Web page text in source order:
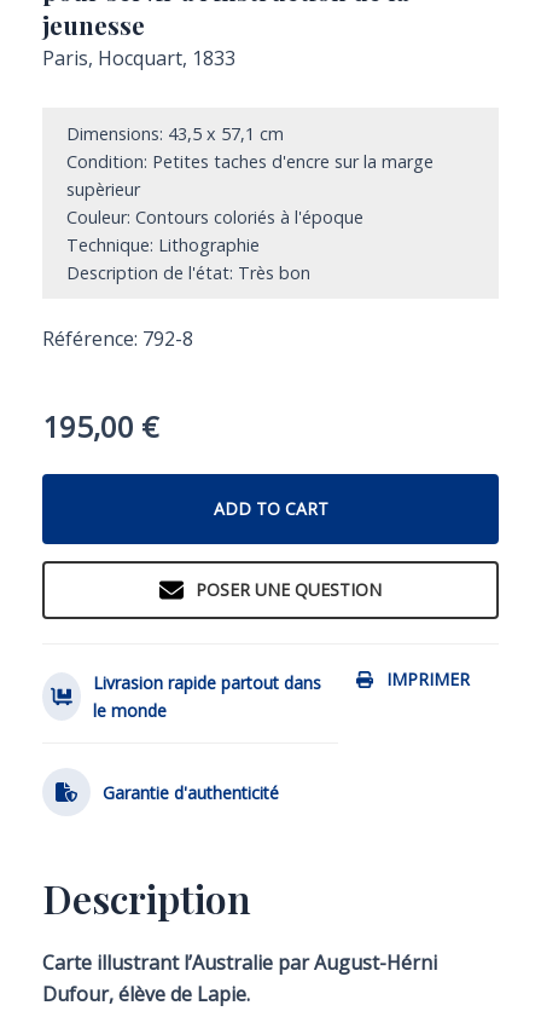
jeunesse
Paris, Hocquart, 1833
Dimensions: 43,5 x 57,1 cm
Condition: Petites taches d'encre sur la marge
supèrieur
Couleur: Contours coloriés à l'époque
Technique: Lithographie
Description de l'état: Très bon
Référence: 792-8
195,00 €
ADD TO CART
POSER UNE QUESTION
IMPRIMER
Livrasion rapide partout dans
le monde
Garantie d'authenticité
Description
Carte illustrant l’Australie par August-Hérni
Dufour, élève de Lapie.